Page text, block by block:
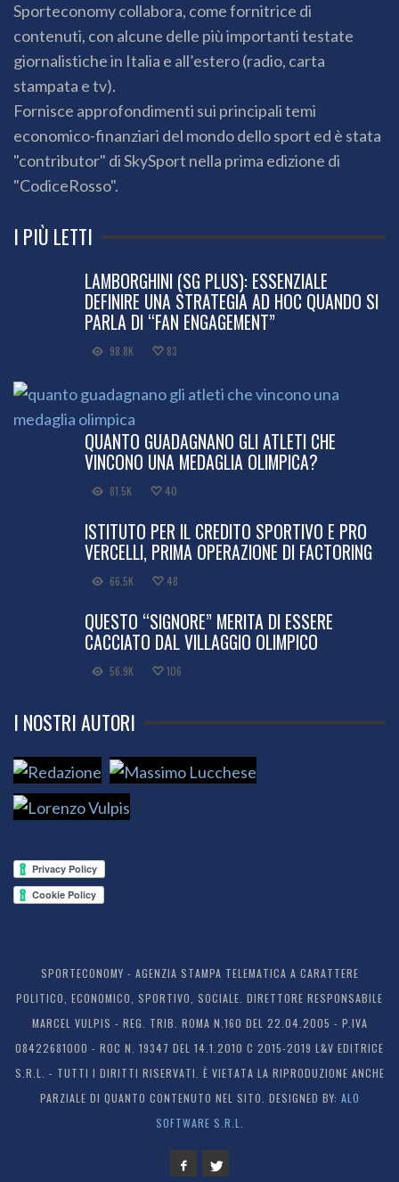
Sporteconomy collabora, come fornitrice di
contenuti, con alcune delle più importanti testate
giornalistiche in Italia e all’estero (radio, carta
stampata e tv).
Fornisce approfondimenti sui principali temi
economico-finanziari del mondo dello sport ed è stata
"contributor" di SkySport nella prima edizione di
"CodiceRosso".
I PIÙ LETTI
LAMBORGHINI (SG PLUS): ESSENZIALE
DEFINIRE UNA STRATEGIA AD HOC QUANDO SI
PARLA DI “FAN ENGAGEMENT”
98.8K 83
QUANTO GUADAGNANO GLI ATLETI CHE
VINCONO UNA MEDAGLIA OLIMPICA?
81.5K 40
ISTITUTO PER IL CREDITO SPORTIVO E PRO
VERCELLI, PRIMA OPERAZIONE DI FACTORING
66.5K 48
QUESTO “SIGNORE” MERITA DI ESSERE
CACCIATO DAL VILLAGGIO OLIMPICO
56.9K 106
I NOSTRI AUTORI
SPORTECONOMY - AGENZIA STAMPA TELEMATICA A CARATTERE
POLITICO, ECONOMICO, SPORTIVO, SOCIALE. DIRETTORE RESPONSABILE
MARCEL VULPIS - REG. TRIB. ROMA N.160 DEL 22.04.2005 - P.IVA
08422681000 - ROC N. 19347 DEL 14.1.2010 C 2015-2019 L&V EDITRICE
S.R.L. - TUTTI I DIRITTI RISERVATI. È VIETATA LA RIPRODUZIONE ANCHE
PARZIALE DI QUANTO CONTENUTO NEL SITO. DESIGNED BY: ALO
SOFTWARE S.R.L.